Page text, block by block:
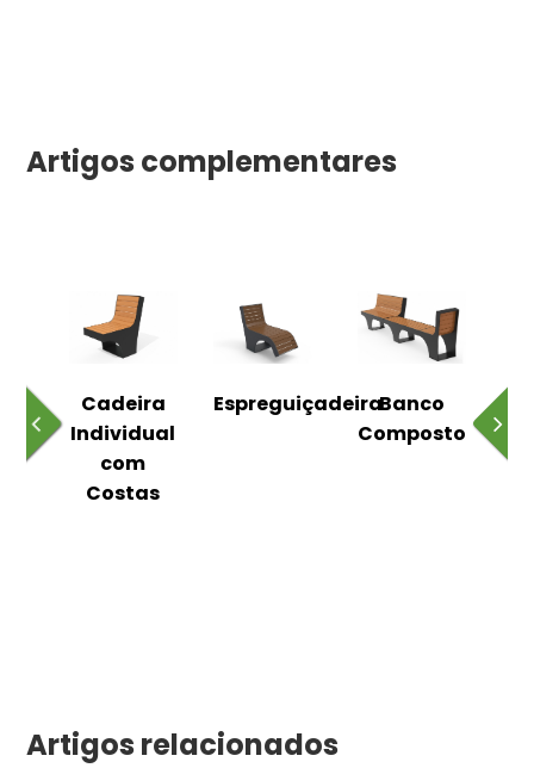
Artigos complementares
Cadeira
Individual
com
Costas
EspreguiçadeiraBanco
Composto
Artigos relacionados